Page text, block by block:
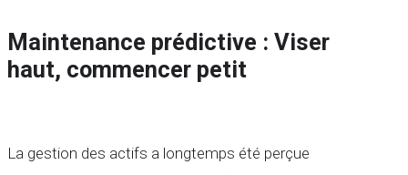
Maintenance prédictive : Viser
haut, commencer petit
La gestion des actifs a longtemps été perçue